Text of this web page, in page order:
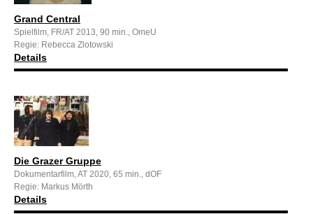
Grand Central
Spielfilm, FR/AT 2013, 90 min., OmeU
Regie: Rebecca Zlotowski
Details
Die Grazer Gruppe
Dokumentarfilm, AT 2020, 65 min., dOF
Regie: Markus Mörth
Details